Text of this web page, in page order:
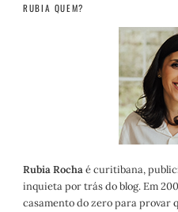
RUBIA QUEM?
Rubia Rochaé curitibana,
inquieta por trás do blog. Em
casamento do zero para provar